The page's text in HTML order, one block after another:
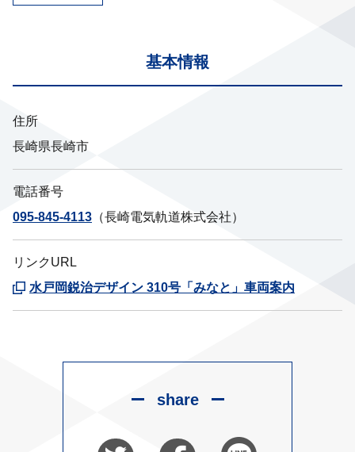
基本情報
住所
長崎県長崎市
電話番号
095-845-4113 （長崎電気軌道株式会社）
リンクURL
水戸岡鋭治デザイン 310号「みなと」車両案内
share